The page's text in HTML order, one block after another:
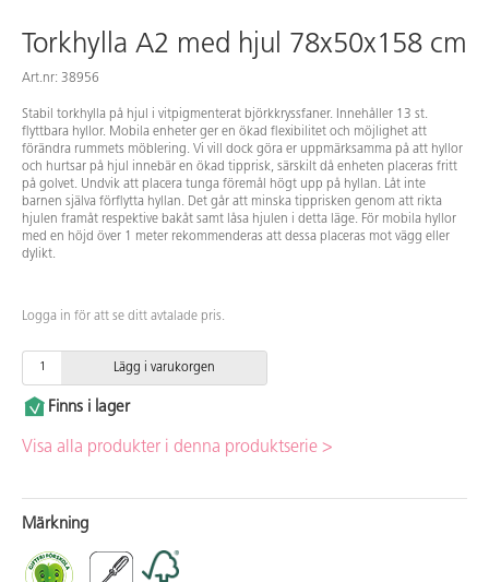
Torkhylla A2 med hjul 78x50x158 cm
Art.nr: 38956
Stabil torkhylla på hjul i vitpigmenterat björkkryssfaner. Innehåller 13 st.
flyttbara hyllor. Mobila enheter ger en ökad flexibilitet och möjlighet att
förändra rummets möblering. Vi vill dock göra er uppmärksamma på att hyllor
och hurtsar på hjul innebär en ökad tipprisk, särskilt då enheten placeras fritt
på golvet. Undvik att placera tunga föremål högt upp på hyllan. Låt inte
barnen själva förflytta hyllan. Det går att minska tipprisken genom att rikta
hjulen framåt respektive bakåt samt låsa hjulen i detta läge. För mobila hyllor
med en höjd över 1 meter rekommenderas att dessa placeras mot vägg eller
dylikt.
Logga in för att se ditt avtalade pris.
Lägg i varukorgen
Finns i lager
Visa alla produkter i denna produktserie >
Märkning